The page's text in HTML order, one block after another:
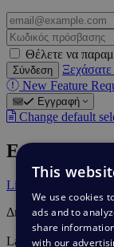
email@example.com
Κωδικός
πρόσβασης
Θέλετε να
Σύνδεση
New Feature
Εγγραφή
Change default
Ετικέτες
Live Chat
Δημιουργός
Bear Golightly
Last update
This
We use cookies
ads and to
share
with our